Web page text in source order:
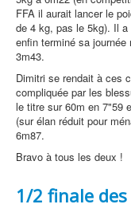
FFA il aurait lancer le
de 4 kg, pas le 5kg). Il a
enfin terminé sa
3m43.
Dimitri se rendait à ces
compliquée par les
le titre sur 60m en 7"59
(sur élan réduit pour
6m87.
Bravo à tous les deux !
1/2 finale